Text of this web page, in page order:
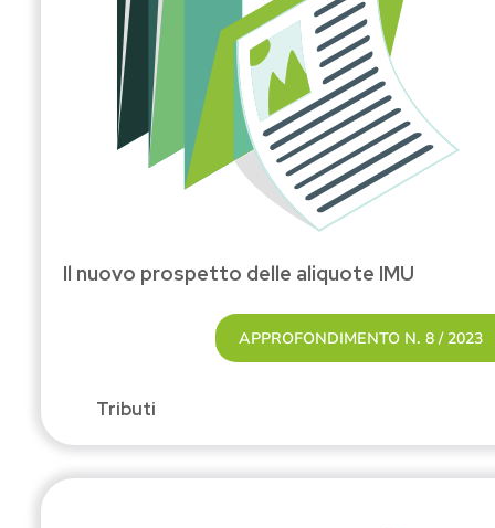
Il nuovo prospetto delle aliquote IMU
APPROFONDIMENTO N. 8 / 2023
Tributi